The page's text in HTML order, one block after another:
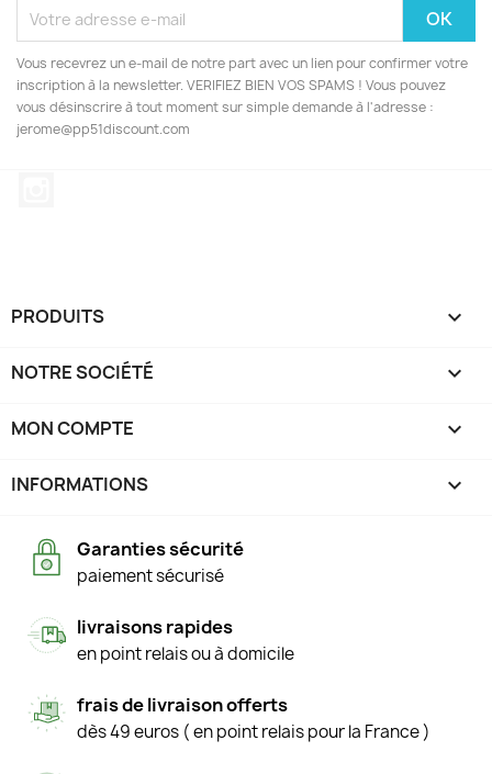
Vous recevrez un e-mail de notre part avec un lien pour confirmer votre
inscription à la newsletter. VERIFIEZ BIEN VOS SPAMS ! Vous pouvez
vous désinscrire à tout moment sur simple demande à l'adresse :
jerome@pp51discount.com
PRODUITS 
NOTRE SOCIÉTÉ 
MON COMPTE 
INFORMATIONS keyboard_arrow_down
Garanties sécurité
paiement sécurisé
livraisons rapides
en point relais ou à domicile
frais de livraison offerts
dès 49 euros ( en point relais pour la France )